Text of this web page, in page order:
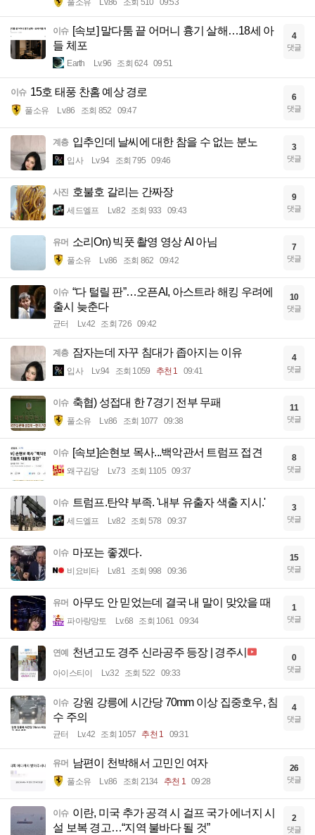
풀소유 Lv.86 조회 510 09:53
이슈 [속보] 말다툼 끝 어머니 흉기 살해…18세 아
들 체포
Earth Lv.96 조회 624 09:51
4
댓글
이슈 15호 태풍 찬홈 예상 경로
풀소유 Lv.86 조회 852 09:47
6
댓글
계층 입추인데 날씨에 대한 참을 수 없는 분노
입사 Lv.94 조회 795 09:46
3
댓글
사진 호불호 갈리는 간짜장
세드엘프 Lv.82 조회 933 09:43
9
댓글
유머 소리On) 빅풋 촬영 영상 AI 아님
풀소유 Lv.86 조회 862 09:42
7
댓글
이슈 “다 털릴 판”…오픈AI, 아스트라 해킹 우려에
출시 늦춘다
균터 Lv.42 조회 726 09:42
10
댓글
계층 잠자는데 자꾸 침대가 좁아지는 이유
입사 Lv.94 조회 1059 추천 1 09:41
4
댓글
이슈 축협) 성접대 한 7경기 전부 무패
풀소유 Lv.86 조회 1077 09:38
11
댓글
이슈 [속보]손현보 목사...백악관서 트럼프 접견
왜구김당 Lv.73 조회 1105 09:37
8
댓글
이슈 트럼프.탄약 부족. '내부 유출자 색출 지시.'
세드엘프 Lv.82 조회 578 09:37
3
댓글
이슈 마포는 좋겠다.
비요비타 Lv.81 조회 998 09:36
15
댓글
유머 아무도 안 믿었는데 결국 내 말이 맞았을 때
파아랑망토 Lv.68 조회 1061 09:34
1
댓글
연예 천년고도 경주 신라공주 등장 | 경주시
아이스티이 Lv.32 조회 522 09:33
0
댓글
이슈 강원 강릉에 시간당 70mm 이상 집중호우, 침
수 주의
균터 Lv.42 조회 1057 추천 1 09:31
4
댓글
유머 남편이 천박해서 고민인 여자
풀소유 Lv.86 조회 2134 추천 1 09:28
26
댓글
이슈 이란, 미국 추가 공격 시 걸프 국가 에너지 시
설 보복 경고…“지역 불바다 될 것”
2
댓글